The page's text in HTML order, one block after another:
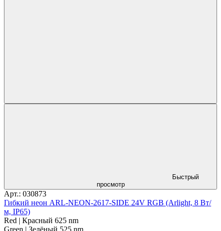
Быстрый
просмотр
Арт.: 030873
Гибкий неон ARL-NEON-2617-SIDE 24V RGB (Arlight, 8 Вт/
м, IP65)
Red | Красный 625 nm
Green | Зелёный 525 nm